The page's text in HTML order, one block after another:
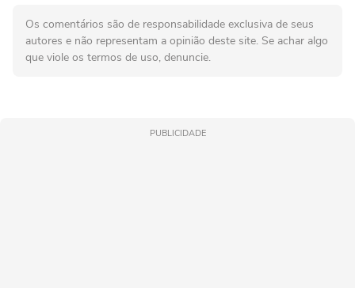
Os comentários são de responsabilidade exclusiva de seus
autores e não representam a opinião deste site. Se achar algo
que viole os termos de uso, denuncie.
PUBLICIDADE